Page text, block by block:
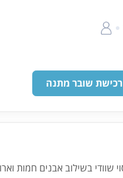
רכישת שובר מתנה